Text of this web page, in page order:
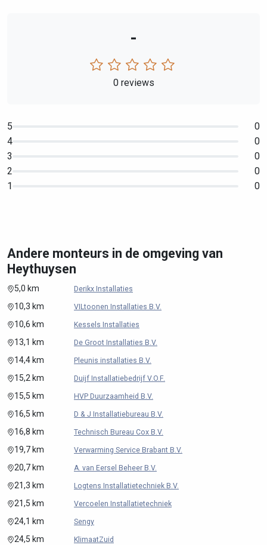
-
0 reviews
5
0
4
0
3
0
2
0
1
0
Andere monteurs in de omgeving van
Heythuysen
5,0 km Derikx Installaties
10,3 km VILtoonen Installaties B.V.
10,6 km Kessels Installaties
13,1 km De Groot Installaties B.V.
14,4 km Pleunis installaties B.V.
15,2 km Duijf Installatiebedrijf V.O.F.
15,5 km HVP Duurzaamheid B.V.
16,5 km D & J Installatiebureau B.V.
16,8 km Technisch Bureau Cox B.V.
19,7 km Verwarming Service Brabant B.V.
20,7 km A. van Eersel Beheer B.V.
21,3 km Logtens Installatietechniek B.V.
21,5 km Vercoelen Installatietechniek
24,1 km Sengy
24,5 km KlimaatZuid